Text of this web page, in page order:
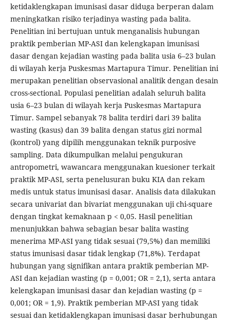
ketidaklengkapan imunisasi dasar diduga berperan dalam
meningkatkan risiko terjadinya wasting pada balita.
Penelitian ini bertujuan untuk menganalisis hubungan
praktik pemberian MP-ASI dan kelengkapan imunisasi
dasar dengan kejadian wasting pada balita usia 6–23 bulan
di wilayah kerja Puskesmas Martapura Timur. Penelitian ini
merupakan penelitian observasional analitik dengan desain
cross-sectional. Populasi penelitian adalah seluruh balita
usia 6–23 bulan di wilayah kerja Puskesmas Martapura
Timur. Sampel sebanyak 78 balita terdiri dari 39 balita
wasting (kasus) dan 39 balita dengan status gizi normal
(kontrol) yang dipilih menggunakan teknik purposive
sampling. Data dikumpulkan melalui pengukuran
antropometri, wawancara menggunakan kuesioner terkait
praktik MP-ASI, serta penelusuran buku KIA dan rekam
medis untuk status imunisasi dasar. Analisis data dilakukan
secara univariat dan bivariat menggunakan uji chi-square
dengan tingkat kemaknaan p < 0,05. Hasil penelitian
menunjukkan bahwa sebagian besar balita wasting
menerima MP-ASI yang tidak sesuai (79,5%) dan memiliki
status imunisasi dasar tidak lengkap (71,8%). Terdapat
hubungan yang signifikan antara praktik pemberian MP-
ASI dan kejadian wasting (p = 0,001; OR = 2,1), serta antara
kelengkapan imunisasi dasar dan kejadian wasting (p =
0,001; OR = 1,9). Praktik pemberian MP-ASI yang tidak
sesuai dan ketidaklengkapan imunisasi dasar berhubungan